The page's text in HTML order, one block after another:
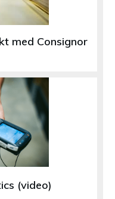
med Consignor
(video)